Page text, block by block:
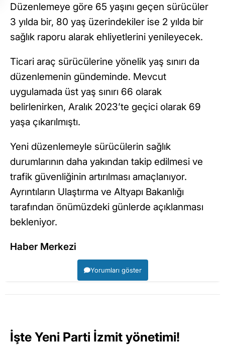
Düzenlemeye göre 65 yaşını geçen sürücüler
3 yılda bir, 80 yaş üzerindekiler ise 2 yılda bir
sağlık raporu alarak ehliyetlerini yenileyecek.
Ticari araç sürücülerine yönelik yaş sınırı da
düzenlemenin gündeminde. Mevcut
uygulamada üst yaş sınırı 66 olarak
belirlenirken, Aralık 2023’te geçici olarak 69
yaşa çıkarılmıştı.
Yeni düzenlemeyle sürücülerin sağlık
durumlarının daha yakından takip edilmesi ve
trafik güvenliğinin artırılması amaçlanıyor.
Ayrıntıların Ulaştırma ve Altyapı Bakanlığı
tarafından önümüzdeki günlerde açıklanması
bekleniyor.
Haber Merkezi
Yorumları göster
İşte Yeni Parti İzmit yönetimi!